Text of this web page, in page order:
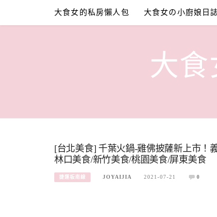
content
大食女的私房懶人包 大食女の小廚娘日
大
[台北美食] 千葉火鍋-雞佛披薩新上市！
林口美食/新竹美食/桃園美食/屏東美食
捷運板南線 JOYAIJIA 2021-07-21 0